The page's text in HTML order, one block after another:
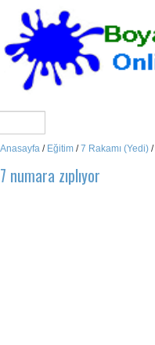
Anasayfa / Eğitim /7 Rakamı (Yedi) /
7 numara zıplıyor